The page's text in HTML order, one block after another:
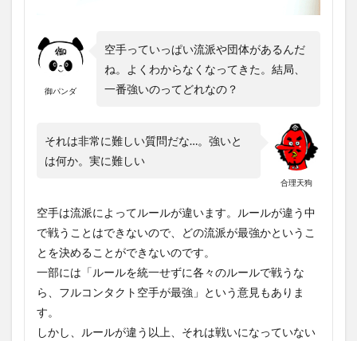
御パンダ
空手っていっぱい流派や団体があるんだ
ね。よくわからなくなってきた。結局、
一番強いのってどれなの？
合理天狗
それは非常に難しい質問だな…。強いと
は何か。実に難しい
空手は流派によってルールが違います。ルールが違う中
で戦うことはできないので、どの流派が最強かというこ
とを決めることができないのです。
一部には「ルールを統一せずに各々のルールで戦うな
ら、フルコンタクト空手が最強」という意見もありま
す。
しかし、ルールが違う以上、それは戦いになっていない